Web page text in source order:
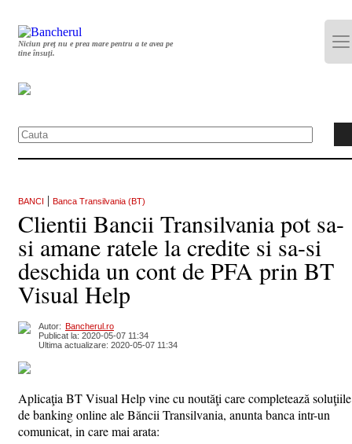
Niciun preț nu e prea mare pentru a te avea pe
tine însuți.
BANCI | Banca Transilvania (BT)
Clientii Bancii Transilvania pot sa-
si amane ratele la credite si sa-si
deschida un cont de PFA prin BT
Visual Help
Autor: Bancherul.ro
Publicat la: 2020-05-07 11:34
Ultima actualizare: 2020-05-07 11:34
Aplicaţia BT Visual Help vine cu noutăţi care completează soluţiile
de banking online ale Băncii Transilvania, anunta banca intr-un
comunicat, in care mai arata: